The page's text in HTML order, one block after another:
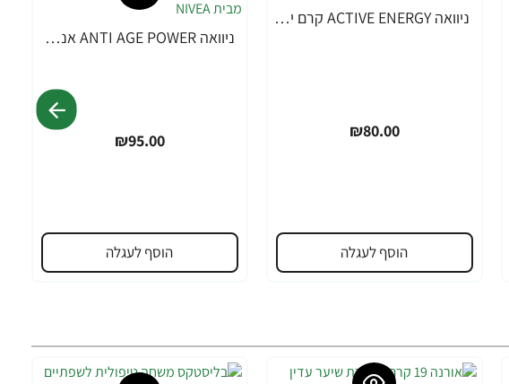
ניוואה ACTIVE ENERGY קרם יום לגבר 50 מ"ל - מבית NIVEA
₪80.00
הוסף לעגלה
ניוואה ANTI AGE POWER אנטי אייג' פאוור סרום 2 ב-1 לגבר 30 מ"ל - מבית NIVEA
₪95.00
הוסף לעגלה